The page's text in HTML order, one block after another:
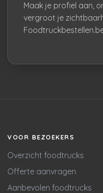
Maak je profiel aan,
vergroot je
VOOR BEZOEKERS
Overzicht foodtrucks
Offerte aanvragen
Aanbevolen foodtrucks